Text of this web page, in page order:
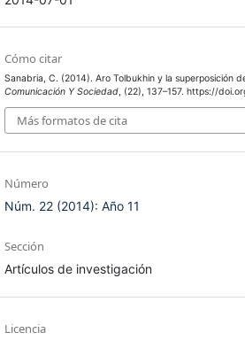
Cómo citar
Sanabria, C. (2014). Aro Tolbukhin y la superposición
Comunicación Y Sociedad, (22), 137–157. https://
Más formatos de cita
Número
Núm. 22 (2014): Año 11
Sección
Artículos de investigación
Licencia